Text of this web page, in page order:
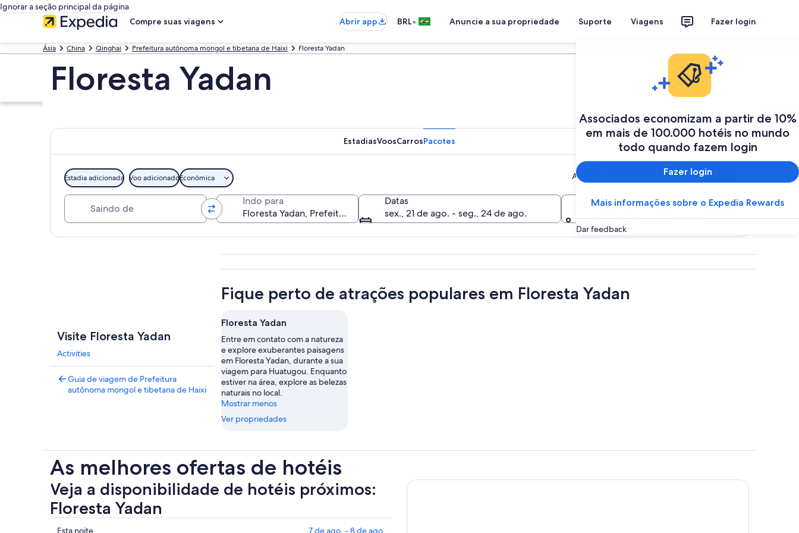
Ignorar a seção principal da página
Compre suas viagens
Abrir app BRL• Anuncie a sua propriedade Suporte Viagens Fazer login
Associados economizam a partir de 10%
em mais de 100.000 hotéis no mundo
todo quando fazem login
Fazer login
Mais informações sobre o Expedia Rewards
Dar feedback
Ásia China Qinghai Prefeitura autônoma mongol e tibetana de Haixi Floresta Yadan
Floresta Yadan
EstadiasVoosCarrosPacotes
Estadia adicionada Voo adicionadoEconômica Adicionar vários destinos ou datas
Indo para
Datas
sex., 21 de ago. - seg., 24 de ago.
Viajantes
Buscar
Visite Floresta Yadan
Activities
Guia de viagem de Prefeitura
autônoma mongol e tibetana de Haixi
Fique perto de atrações populares em Floresta Yadan
Floresta Yadan
Entre em contato com a natureza
e explore exuberantes paisagens
em Floresta Yadan, durante a sua
viagem para Huatugou. Enquanto
estiver na área, explore as belezas
naturais no local.
Mostrar menos
Ver propriedades
As melhores ofertas de hotéis
Veja a disponibilidade de hotéis próximos:
Floresta Yadan
Esta noite 7 de ago. - 8 de ago.